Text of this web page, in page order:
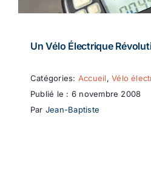
Un Vélo Électrique
Catégories: Accueil,Vélo
Publié le : 6 novembre 2008
Par Jean-Baptiste